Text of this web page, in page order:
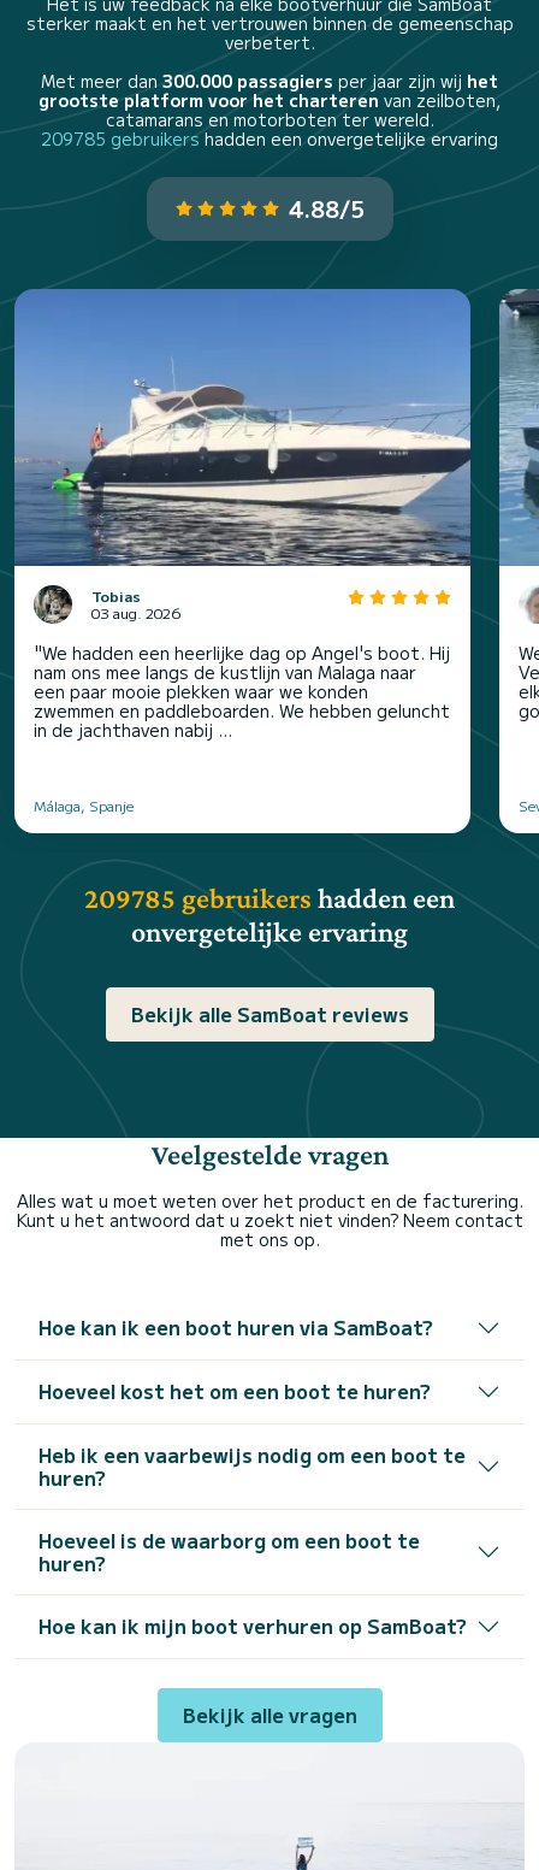
sterker maakt en het vertrouwen binnen de gemeenschap
verbetert.
Met meer dan300.000 passagiers per jaar zijn wij het
grootste platform voor het charteren van zeilboten,
catamarans en motorboten ter wereld.
209785 gebruikershadden een onvergetelijke ervaring
4.88/5
Tobias
03 aug. 2026
"We hadden een heerlijke dag op Angel's boot. Hij
nam ons mee langs de kustlijn van Malaga naar
een paar mooie plekken waar we konden
zwemmen en paddleboarden. We hebben geluncht
in de jachthaven nabij ...
Málaga, Spanje
209785 gebruikers hadden een
onvergetelijke ervaring
Bekijk alle SamBoat reviews
Veelgestelde vragen
Alles wat u moet weten over het product en de facturering.
Kunt u het antwoord dat u zoekt niet vinden? Neem contact
met ons op.
Hoe kan ik een boot huren via SamBoat?
Hoeveel kost het om een boot te huren?
Heb ik een vaarbewijs nodig om een boot te
huren?
Hoeveel is de waarborg om een boot te
huren?
Hoe kan ik mijn boot verhuren op SamBoat?
Bekijk alle vragen